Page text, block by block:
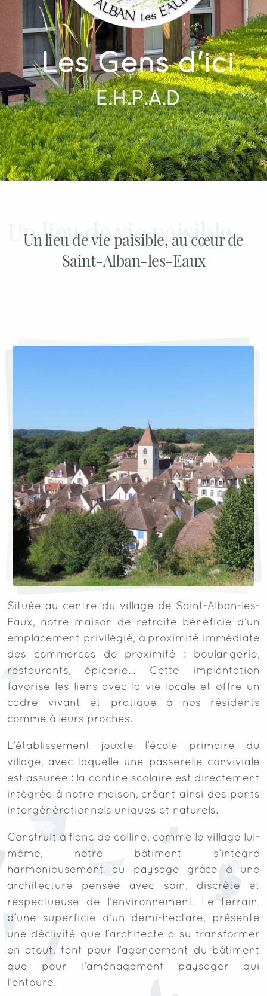
Les Gens d'ici
E.H.P.A.D
Un lieu de vie paisible, au cœur de
Saint-Alban-les-Eaux
Située au centre du village de Saint-Alban-les-
Eaux, notre maison de retraite bénéficie d’un
emplacement privilégié, à proximité immédiate
des commerces de proximité : boulangerie,
restaurants, épicerie... Cette implantation
favorise les liens avec la vie locale et offre un
cadre vivant et pratique à nos résidents
comme à leurs proches.
L’établissement jouxte l’école primaire du
village, avec laquelle une passerelle conviviale
est assurée : la cantine scolaire est directement
intégrée à notre maison, créant ainsi des ponts
intergénérationnels uniques et naturels.
Construit à flanc de colline, comme le village lui-
même, notre bâtiment s’intègre
harmonieusement au paysage grâce à une
architecture pensée avec soin, discrète et
respectueuse de l’environnement. Le terrain,
d’une superficie d’un demi-hectare, présente
une déclivité que l’architecte a su transformer
en atout, tant pour l’agencement du bâtiment
que pour l’aménagement paysager qui
l’entoure.